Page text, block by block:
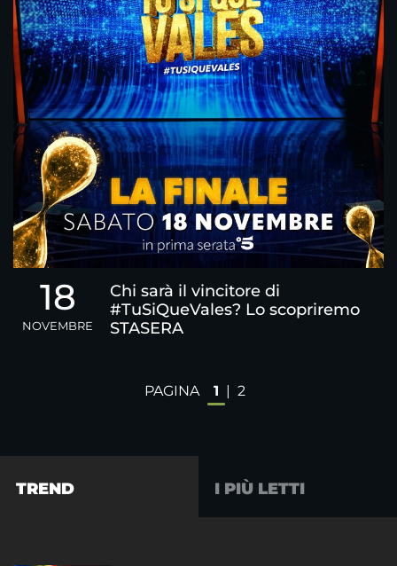
18
NOVEMBRE
Chi sarà il vincitore di
#TuSiQueVales? Lo scopriremo
STASERA
PAGINA 1 | 2
TREND I PIÙ LETTI